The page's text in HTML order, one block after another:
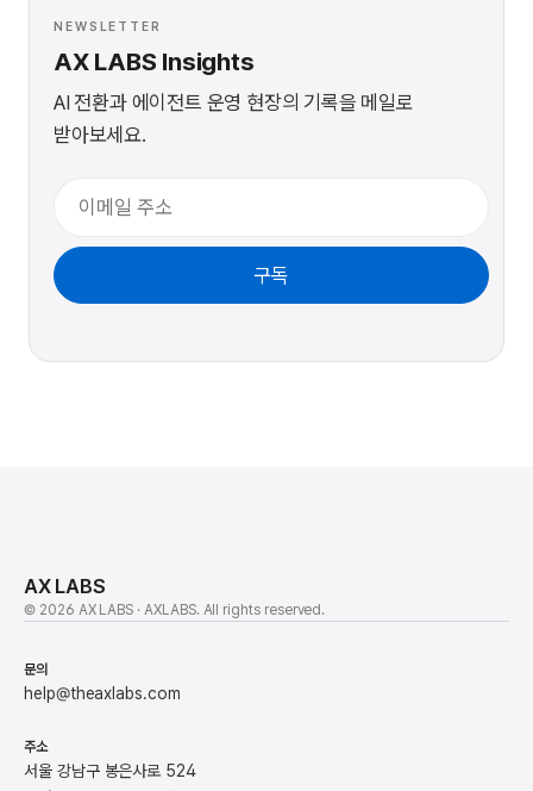
NEWSLETTER
AX LABS Insights
AI 전환과 에이전트 운영 현장의 기록을 메일로
받아보세요.
구독
AX LABS
© 2026 AX LABS · AXLABS. All rights reserved.
문의
help@theaxlabs.com
주소
서울 강남구 봉은사로 524